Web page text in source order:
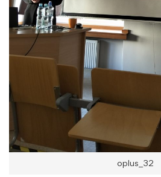
oplus_32